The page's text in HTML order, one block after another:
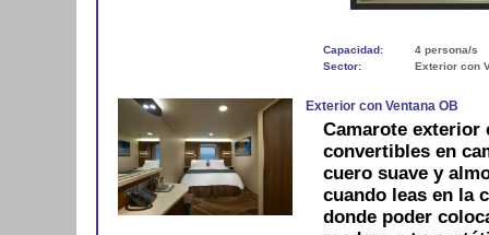
Capacidad:
4 persona/s
Sector:
Exterior con
Exterior con Ventana OB
Camarote exterior
convertibles en
cuero suave y
cuando leas en la
donde poder